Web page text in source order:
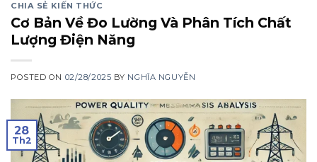
CHIA SẺ KIẾN THỨC
Cơ Bản Về Đo Lường Và Phân Tích Chất
Lượng Điện Năng
POSTED ON 02/28/2025 BY NGHĨA NGUYỄN
28
Th2